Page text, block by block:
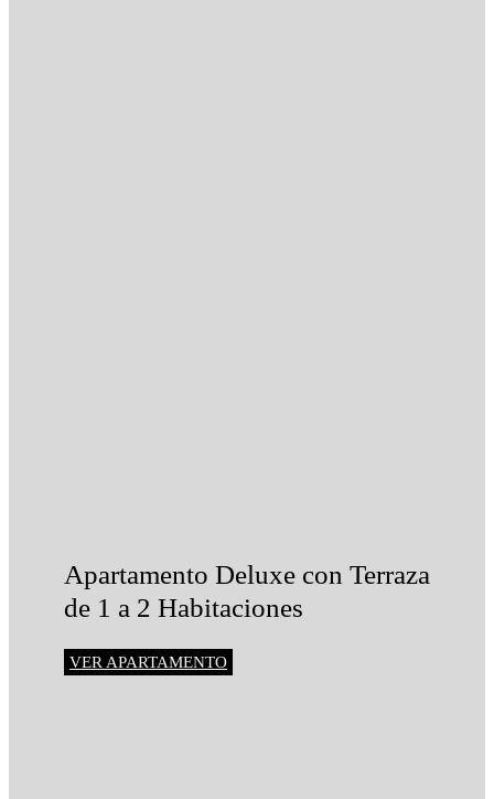
Apartamento Deluxe con Terraza
de 1 a 2 Habitaciones
VER APARTAMENTO